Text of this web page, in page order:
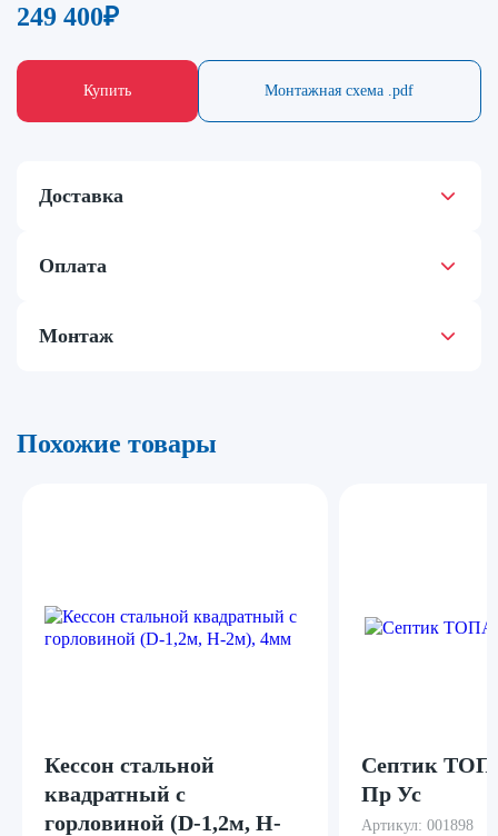
249 400₽
Купить Монтажная схема .pdf
Доставка
Оплата
Монтаж
Похожие товары
Кессон стальной
квадратный с
горловиной (D-1,2м, H-
Септик
Пр Ус
Артикул: 001898